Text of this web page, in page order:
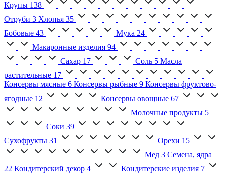
Крупы 138
Отруби 3 Хлопья 35
Бобовые 43 Мука 24
Макаронные изделия 94
Сахар 17 Соль 5 Масла
растительные 17
Консервы мясные 6 Консервы рыбные 9 Консервы фруктово-
ягодные 12 Консервы овощные 67
Молочные продукты 5
Соки 39
Сухофрукты 31 Орехи 15
Мед 3 Семена, ядра
22 Кондитерский декор 4 Кондитерские изделия 7